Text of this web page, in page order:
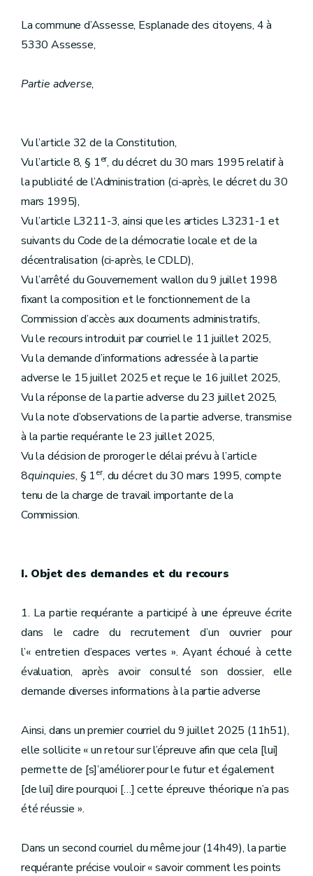
La commune d’Assesse, Esplanade des citoyens, 4 à
5330 Assesse,
Partie adverse,
Vu l’article 32 de la Constitution,
Vu l’article 8, § 1er, du décret du 30 mars 1995 relatif à
la publicité de l’Administration (ci-après, le décret du 30
mars 1995),
Vu l’article L3211-3, ainsi que les articles L3231-1 et
suivants du Code de la démocratie locale et de la
décentralisation (ci-après, le CDLD),
Vu l’arrêté du Gouvernement wallon du 9 juillet 1998
fixant la composition et le fonctionnement de la
Commission d’accès aux documents administratifs,
Vu le recours introduit par courriel le 11 juillet 2025,
Vu la demande d’informations adressée à la partie
adverse le 15 juillet 2025 et reçue le 16 juillet 2025,
Vu la réponse de la partie adverse du 23 juillet 2025,
Vu la note d’observations de la partie adverse, transmise
à la partie requérante le 23 juillet 2025,
Vu la décision de proroger le délai prévu à l’article
8quinquies, § 1er, du décret du 30 mars 1995, compte
tenu de la charge de travail importante de la
Commission.
I. Objet des demandes et du recours
1. La partie requérante a participé à une épreuve écrite
dans le cadre du recrutement d’un ouvrier pour
l’« entretien d’espaces vertes ». Ayant échoué à cette
évaluation, après avoir consulté son dossier, elle
demande diverses informations à la partie adverse
Ainsi, dans un premier courriel du 9 juillet 2025 (11h51),
elle sollicite « un retour sur l’épreuve afin que cela [lui]
permette de [s]’améliorer pour le futur et également
[de lui] dire pourquoi […] cette épreuve théorique n’a pas
été réussie ».
Dans un second courriel du même jour (14h49), la partie
requérante précise vouloir « savoir comment les points